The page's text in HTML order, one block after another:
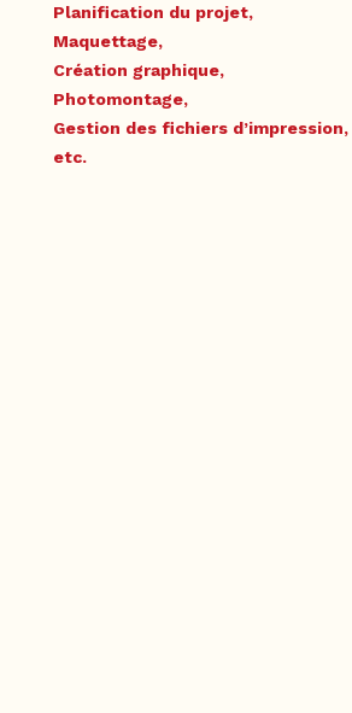
Planification du projet,
Maquettage,
Création graphique,
Photomontage,
Gestion des fichiers d’impression,
etc.